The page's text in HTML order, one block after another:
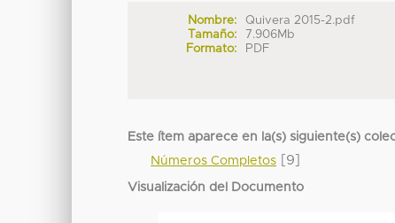
Nombre:
Quivera 2015-2.pdf
Tamaño:
7.906Mb
Formato:
PDF
Este ítem aparece en la(s) siguiente(s)
Números Completos [9]
Visualización del Documento